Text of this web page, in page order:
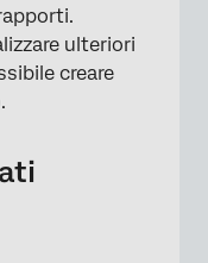
ulteriori
creare